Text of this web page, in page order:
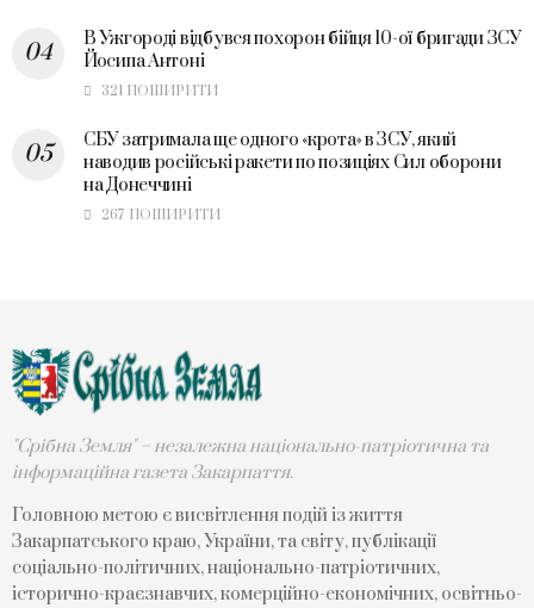
В Ужгороді відбувся похорон бійця 10-ої бригади ЗСУ
Йосипа Антоні
321 ПОШИРИТИ
СБУ затримала ще одного «крота» в ЗСУ, який
наводив російські ракети по позиціях Сил оборони
на Донеччині
267 ПОШИРИТИ
"Срібна Земля" – незалежна національно-патріотична та
інформаційна газета Закарпаття.
Головною метою є висвітлення подій із життя
Закарпатського краю, України, та світу, публікації
соціально-політичних, національно-патріотичних,
історично-краєзнавчих, комерційно-економічних, освітньо-